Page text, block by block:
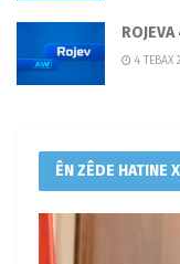
4 TEBAX
ÊN ZÊDE HATINE